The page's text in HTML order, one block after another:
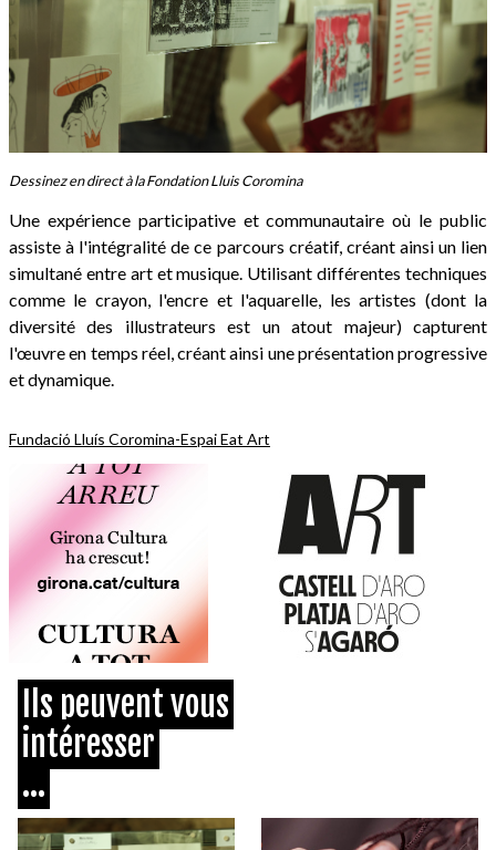
Dessinez en direct à la Fondation Lluis Coromina
Une expérience participative et communautaire où le public
assiste à l'intégralité de ce parcours créatif, créant ainsi un lien
simultané entre art et musique. Utilisant différentes techniques
comme le crayon, l'encre et l'aquarelle, les artistes (dont la
diversité des illustrateurs est un atout majeur) capturent
l'œuvre en temps réel, créant ainsi une présentation progressive
et dynamique.
Fundació Lluís Coromina-Espai Eat Art
Ils peuvent vous
intéresser
...